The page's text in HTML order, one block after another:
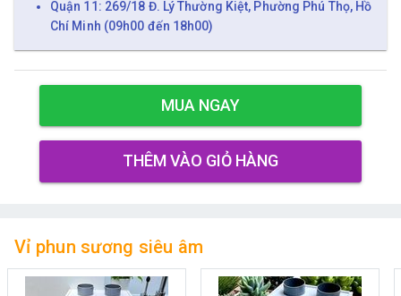
Quận 11: 269/18 Đ. Lý Thường Kiệt, Phường Phú Thọ, Hồ
Chí Minh (09h00 đến 18h00)
MUA NGAY
THÊM VÀO GIỎ HÀNG
Vỉ phun sương siêu âm